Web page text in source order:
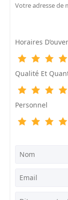
Votre adresse de
Horaires
Qualité Et
Personnel